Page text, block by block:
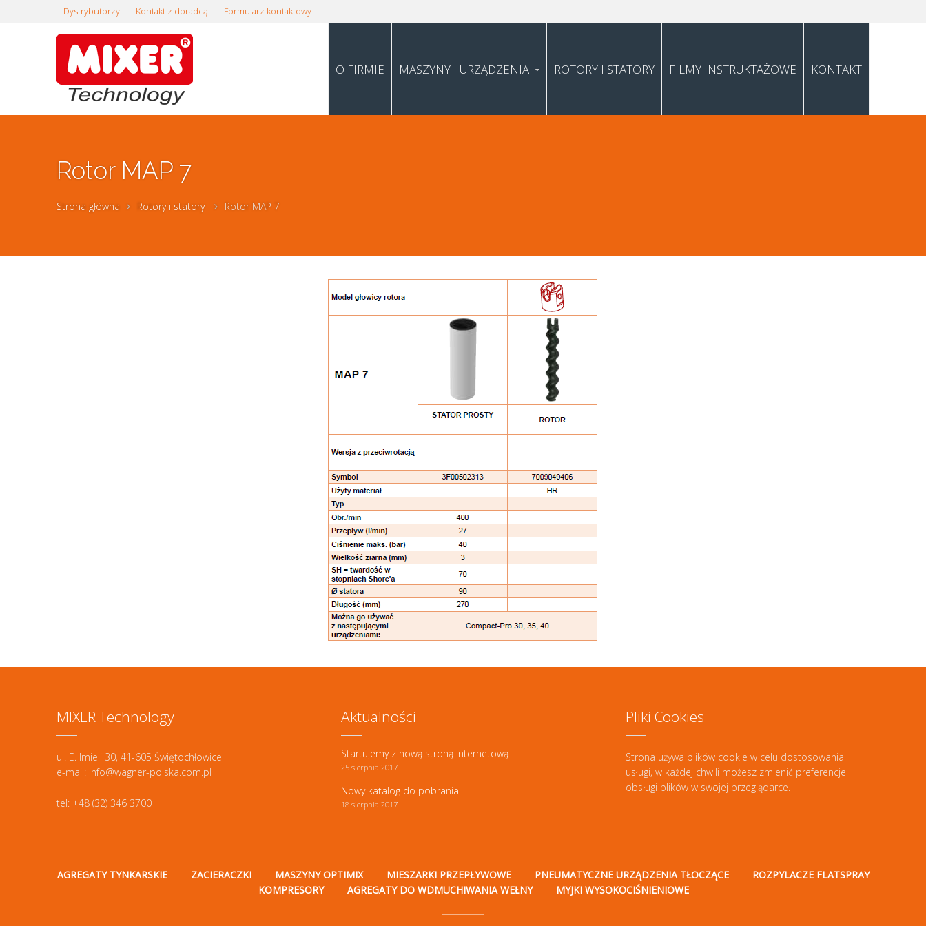
Dystrybutorzy Kontakt z doradcą Formularz kontaktowy
O FIRMIE MASZYNY I URZĄDZENIA ROTORY I STATORY FILMY INSTRUKTAŻOWE KONTAKT
Rotor MAP 7
Strona główna Rotory i statory Rotor MAP 7
MIXER Technology
ul. E. Imieli 30, 41-605 Świętochłowice
e-mail: info@wagner-polska.com.pl
tel: +48 (32) 346 3700
Aktualności
Startujemy z nową stroną internetową
25 sierpnia 2017
Nowy katalog do pobrania
18 sierpnia 2017
Pliki Cookies
Strona używa plików cookie w celu dostosowania
usługi, w każdej chwili możesz zmienić preferencje
obsługi plików w swojej przeglądarce.
AGREGATY TYNKARSKIE ZACIERACZKI MASZYNY OPTIMIX MIESZARKI PRZEPŁYWOWE PNEUMATYCZNE URZĄDZENIA TŁOCZĄCE
ROZPYLACZE FLATSPRAY
KOMPRESORY
AGREGATY DO WDMUCHIWANIA WEŁNY MYJKI WYSOKOCIŚNIENIOWE